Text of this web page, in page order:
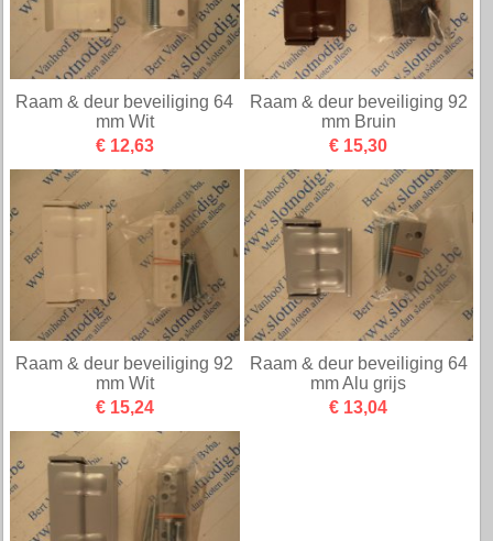
Raam & deur beveiliging 64
mm Wit
€ 12,63
Raam & deur beveiliging 92
mm Bruin
€ 15,30
Raam & deur beveiliging 92
mm Wit
€ 15,24
Raam & deur beveiliging 64
mm Alu grijs
€ 13,04